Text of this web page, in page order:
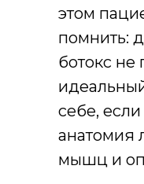
этом
помнить:
ботокс не
себе,
анатомия
мышц и